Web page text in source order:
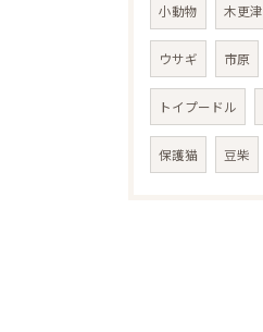
小動物 木更津
ウサギ 市原
トイプードル
保護猫 豆柴